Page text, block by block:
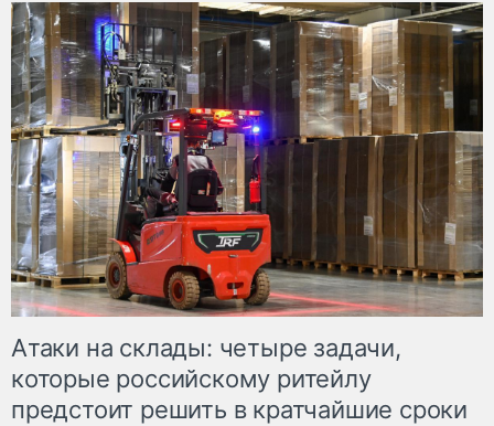
Атаки на склады: четыре задачи,
которые российскому ритейлу
предстоит решить в кратчайшие сроки